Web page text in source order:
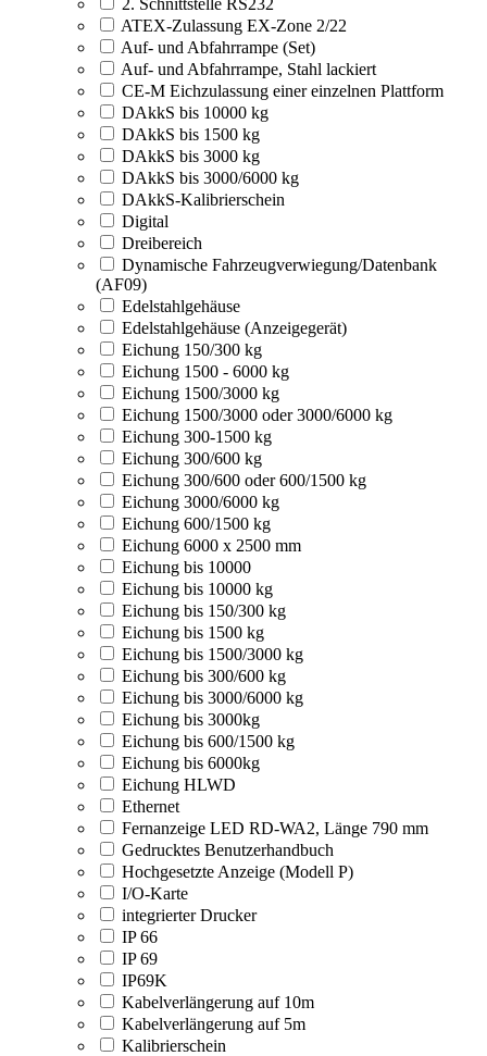
ATEX-Zulassung EX-Zone 2/22
Auf- und Abfahrrampe (Set)
Auf- und Abfahrrampe, Stahl lackiert
CE-M Eichzulassung einer einzelnen Plattform
DAkkS bis 10000 kg
DAkkS bis 1500 kg
DAkkS bis 3000 kg
DAkkS bis 3000/6000 kg
DAkkS-Kalibrierschein
Digital
Dreibereich
Dynamische Fahrzeugverwiegung/Datenbank
(AF09)
Edelstahlgehäuse
Edelstahlgehäuse (Anzeigegerät)
Eichung 150/300 kg
Eichung 1500 - 6000 kg
Eichung 1500/3000 kg
Eichung 1500/3000 oder 3000/6000 kg
Eichung 300-1500 kg
Eichung 300/600 kg
Eichung 300/600 oder 600/1500 kg
Eichung 3000/6000 kg
Eichung 600/1500 kg
Eichung 6000 x 2500 mm
Eichung bis 10000
Eichung bis 10000 kg
Eichung bis 150/300 kg
Eichung bis 1500 kg
Eichung bis 1500/3000 kg
Eichung bis 300/600 kg
Eichung bis 3000/6000 kg
Eichung bis 3000kg
Eichung bis 600/1500 kg
Eichung bis 6000kg
Eichung HLWD
Ethernet
Fernanzeige LED RD-WA2, Länge 790 mm
Gedrucktes Benutzerhandbuch
Hochgesetzte Anzeige (Modell P)
I/O-Karte
integrierter Drucker
IP 66
IP 69
IP69K
Kabelverlängerung auf 10m
Kabelverlängerung auf 5m
Kalibrierschein